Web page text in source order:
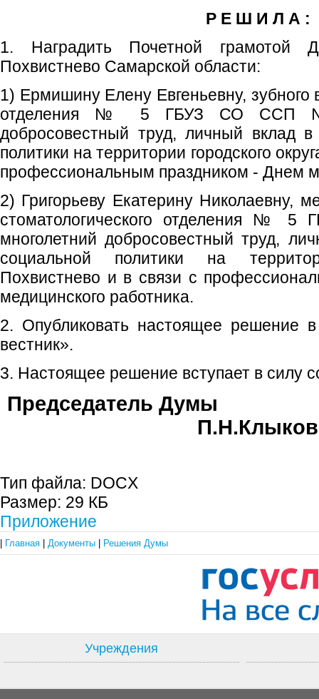
Р Е Ш И Л А :
1. Наградить Почетной грамотой
Похвистнево Самарской области:
1) Ермишину Елену Евгеньевну, зубного
отделения № 5 ГБУЗ СО ССП №
добросовестный труд, личный вклад
политики на территории городского
профессиональным праздником - Днем
2) Григорьеву Екатерину Николаевну,
стоматологического отделения
многолетний добросовестный труд,
социальной политики на
Похвистнево и в связи с
медицинского работника.
2. Опубликовать настоящее решение в
вестник».
3. Настоящее решение вступает в силу
П.Н.Клыков
Тип файла: DOCX
Размер: 29 КБ
Приложение
Главная Документы Решения Думы
Учреждения